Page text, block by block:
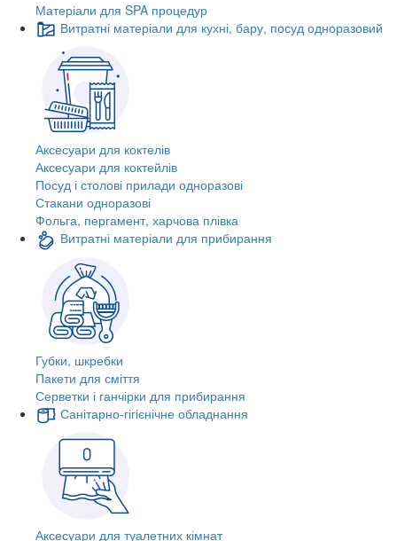
Матеріали для SPA процедур
Витратні матеріали для кухні, бару, посуд одноразовий
Аксесуари для коктелів
Аксесуари для коктейлів
Посуд і столові прилади одноразові
Стакани одноразові
Фольга, пергамент, харчова плівка
Витратні матеріали для прибирання
Губки, шкребки
Пакети для сміття
Серветки і ганчірки для прибирання
Санітарно-гігієнічне обладнання
Аксесуари для туалетних кімнат